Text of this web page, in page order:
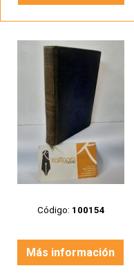
Código: 100154
Más información